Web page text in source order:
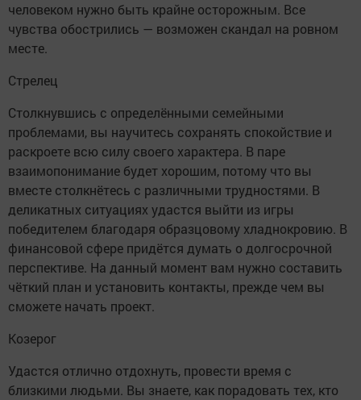
человеком нужно быть крайне осторожным. Все
чувства обострились — возможен скандал на ровном
месте.
Стрелец
Столкнувшись с определёнными семейными
проблемами, вы научитесь сохранять спокойствие и
раскроете всю силу своего характера. В паре
взаимопонимание будет хорошим, потому что вы
вместе столкнётесь с различными трудностями. В
деликатных ситуациях удастся выйти из игры
победителем благодаря образцовому хладнокровию. В
финансовой сфере придётся думать о долгосрочной
перспективе. На данный момент вам нужно составить
чёткий план и установить контакты, прежде чем вы
сможете начать проект.
Козерог
Удастся отлично отдохнуть, провести время с
близкими людьми. Вы знаете, как порадовать тех, кто